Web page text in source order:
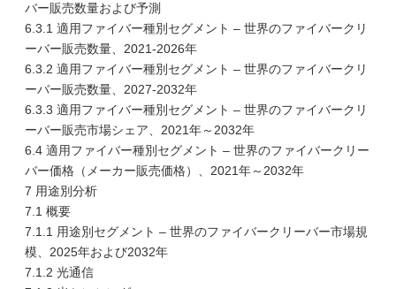
バー販売数量および予測
6.3.1 適用ファイバー種別セグメント – 世界のファイバークリ
ーバー販売数量、2021-2026年
6.3.2 適用ファイバー種別セグメント – 世界のファイバークリ
ーバー販売数量、2027-2032年
6.3.3 適用ファイバー種別セグメント – 世界のファイバークリ
ーバー販売市場シェア、2021年～2032年
6.4 適用ファイバー種別セグメント – 世界のファイバークリー
バー価格（メーカー販売価格）、2021年～2032年
7 用途別分析
7.1 概要
7.1.1 用途別セグメント – 世界のファイバークリーバー市場規
模、2025年および2032年
7.1.2 光通信